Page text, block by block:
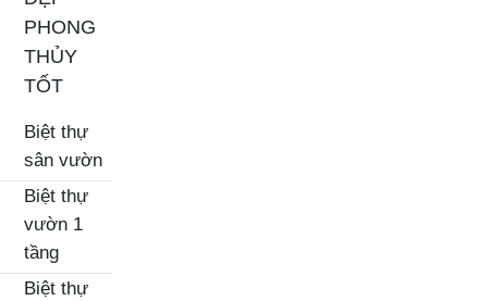
PHONG
THỦY
TỐT
Biệt thự
sân vườn
Biệt thự
vườn 1
tầng
Biệt thự